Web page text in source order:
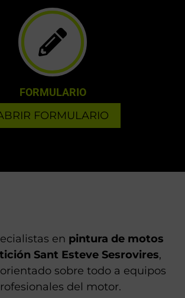
FORMULARIO
FORMULARIO
en pintura de motos
Sant Esteve Sesrovires,
sobre todo a equipos
del motor.